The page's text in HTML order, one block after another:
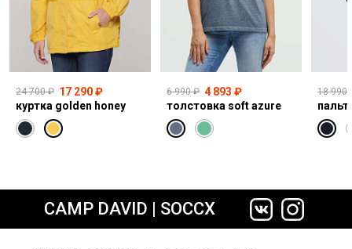
сайте СДЭК
24 700 ₽ 17 290 ₽
куртка golden honey
6 990 ₽ 4 893 ₽
толстовка soft azure
18 990
CAMP DAVID | SOCCX